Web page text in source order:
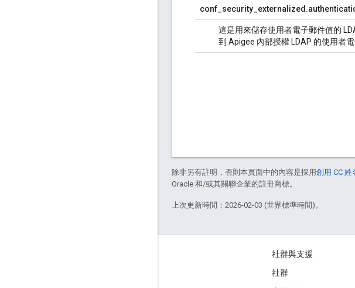
這是用來儲存使用者電子郵件值的
到 Apigee 內部授權 LDAP 的使用者電
除非另有註明，否則本頁面中的內容是採用創用 CC 姓
Oracle 和/或其關聯企業的註冊商標。
上次更新時間：2026-02-03 (世界標準時間)。
社群與支援
社群